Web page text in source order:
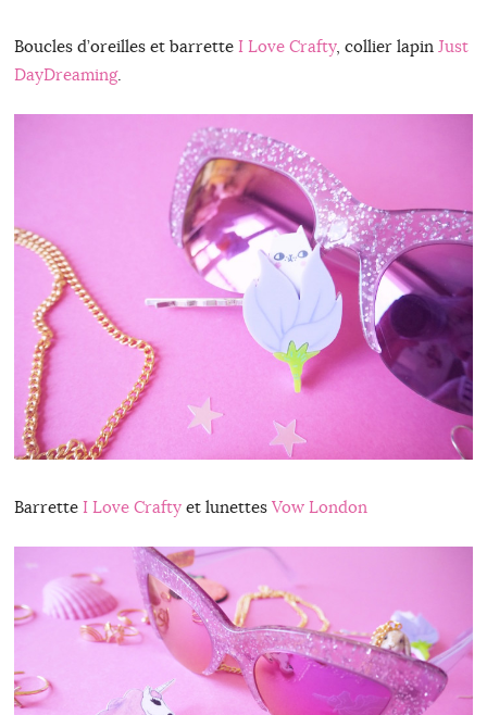
Boucles d’oreilles et barrette I Love Crafty, collier lapin Just
DayDreaming.
Barrette I Love Craftyet lunettes Vow London